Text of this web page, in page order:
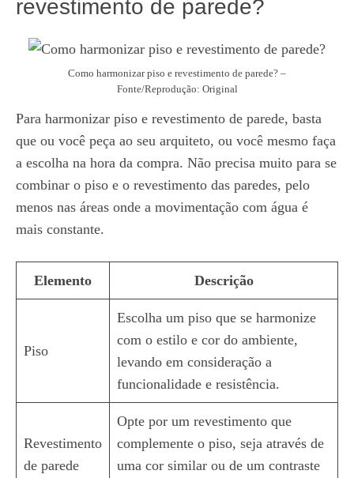
revestimento de parede?
Como harmonizar piso e revestimento de parede? –
Fonte/Reprodução: Original
Para harmonizar piso e revestimento de parede, basta
que ou você peça ao seu arquiteto, ou você mesmo faça
a escolha na hora da compra. Não precisa muito para se
combinar o piso e o revestimento das paredes, pelo
menos nas áreas onde a movimentação com água é
mais constante.
Elemento Descrição
Piso
Escolha um piso que se harmonize
com o estilo e cor do ambiente,
levando em consideração a
funcionalidade e resistência.
Revestimento
de parede
Opte por um revestimento que
complemente o piso, seja através de
uma cor similar ou de um contraste